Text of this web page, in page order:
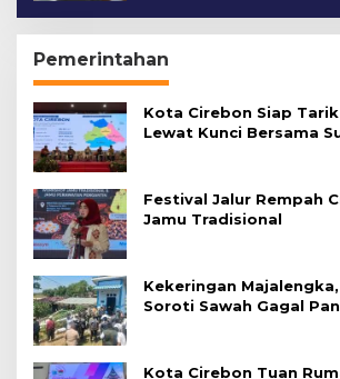
Pemerintahan
Kota Cirebon Siap
Lewat Kunci Bersama
Festival Jalur Rempah
Jamu Tradisional
Kekeringan
Soroti Sawah Gagal
Kota Cirebon Tuan